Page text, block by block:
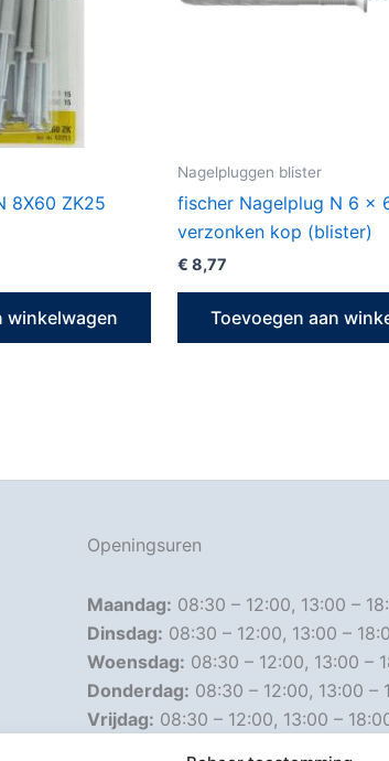
8X60 ZK25
winkelwagen
Nagelpluggen blister
fischer Nagelplug N 6 x
verzonken kop (blister)
€ 8,77
Toevoegen aan
Openingsuren
Maandag: 08:30 – 12:00, 13:00 –
Dinsdag: 08:30 – 12:00, 13:00 –
Woensdag: 08:30 – 12:00, 13:00 –
Donderdag: 08:30 – 12:00, 13:00 –
Vrijdag: 08:30 – 12:00, 13:00 –